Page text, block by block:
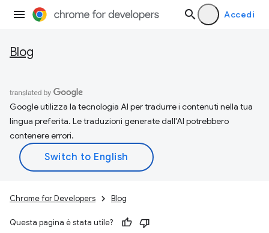
Accedi
Blog
Google utilizza la tecnologia AI per tradurre i contenuti nella tua
lingua preferita. Le traduzioni generate dall'AI potrebbero
contenere errori.
Chrome for Developers Blog
Questa pagina è stata utile?